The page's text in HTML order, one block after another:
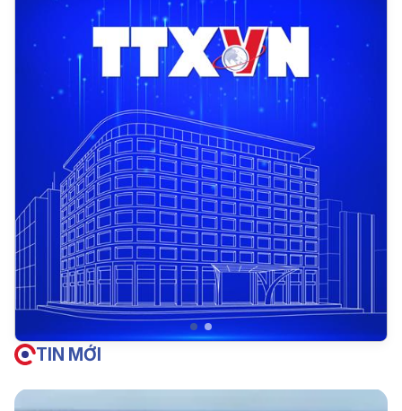
TIN MỚI